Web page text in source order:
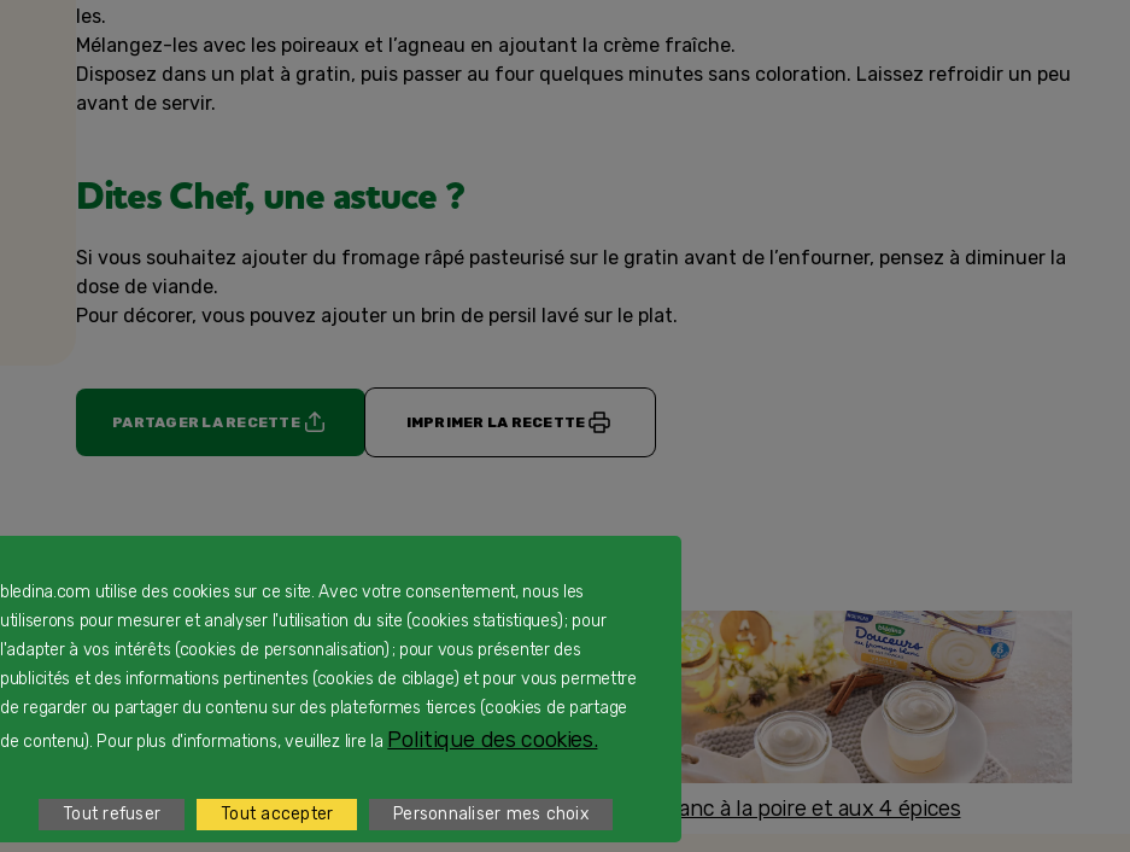
les.
Mélangez-les avec les poireaux et l’agneau en ajoutant la crème fraîche.
Disposez dans un plat à gratin, puis passer au four quelques minutes sans coloration. Laissez refroidir un peu
avant de servir.
Dites Chef, une astuce ?
Si vous souhaitez ajouter du fromage râpé pasteurisé sur le gratin avant de l’enfourner, pensez à diminuer la
dose de viande.
Pour décorer, vous pouvez ajouter un brin de persil lavé sur le plat.
PARTAGER LA RECETTE IMPRIMER LA RECETTE
Charlotte de Pâques
Dès 24 mois
Fromage blanc à la poire et aux 4 épices
Dès 8 mois
bledina.com utilise des cookies sur ce site. Avec votre consentement, nous les
utiliserons pour mesurer et analyser l'utilisation du site (cookies statistiques) ; pour
l'adapter à vos intérêts (cookies de personnalisation) ; pour vous présenter des
publicités et des informations pertinentes (cookies de ciblage) et pour vous permettre
de regarder ou partager du contenu sur des plateformes tierces (cookies de partage
de contenu). Pour plus d'informations, veuillez lire la Politique des cookies.
Tout refuser Tout accepter Personnaliser mes choix